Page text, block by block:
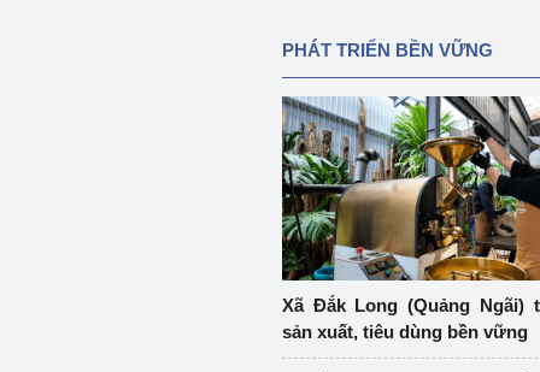
PHÁT TRIỂN BỀN VỮNG
Xã Đắk Long (Quảng Ngãi)
sản xuất, tiêu dùng bền vững